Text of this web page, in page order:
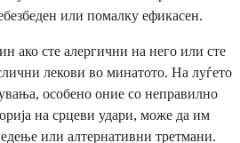
или помалку ефикасен.
ако сте алергични на него или сте
лекови во минатото. На луѓето
особено оние со неправилно
на срцеви удари, може да им
или алтернативни третмани.